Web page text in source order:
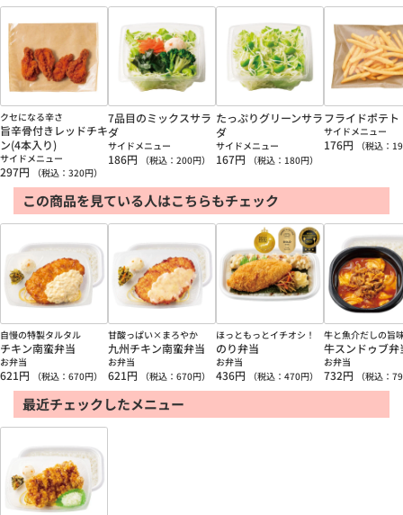
クセになる辛さ
旨辛骨付きレッドチキ
ン(4本入り)
サイドメニュー
297円 （税込： 320円）
7品目のミックスサラ
ダ
サイドメニュー
186円 （税込： 200円）
たっぷりグリーンサラ
ダ
サイドメニュー
167円 （税込： 180円）
フライドポテト
サイドメニュー
176円 （税込：
この商品を見ている人はこちらもチェック
自慢の特製タルタル
チキン南蛮弁当
お弁当
621円 （税込： 670円）
甘酸っぱい×まろやか
九州チキン南蛮弁当
お弁当
621円 （税込： 670円）
ほっともっとイチオシ！
のり弁当
お弁当
436円 （税込： 470円）
牛と魚介だしの旨
牛スンドゥブ弁
お弁当
732円 （税込：
最近チェックしたメニュー